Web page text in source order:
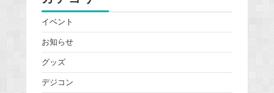
イベント
お知らせ
グッズ
デジコン